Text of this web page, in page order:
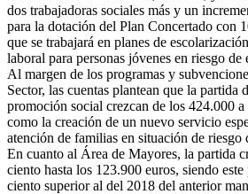
dos trabajadoras sociales más y un
para la dotación del Plan Concertado con
que se trabajará en planes de
laboral para personas jóvenes en riesgo de
Al margen de los programas y
Sector, las cuentas plantean que la partida
promoción social crezcan de los 424.000
como la creación de un nuevo servicio
atención de familias en situación de riesgo
En cuanto al Área de Mayores, la partida
ciento hasta los 123.900 euros, siendo
ciento superior al del 2018 del anterior